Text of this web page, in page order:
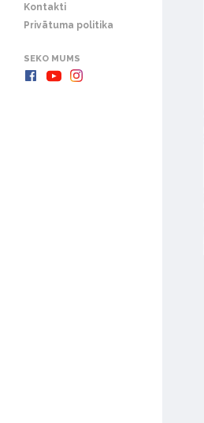
Kontakti
Privātuma politika
SEKO MUMS